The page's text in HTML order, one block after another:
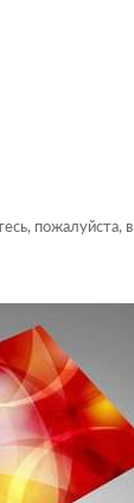
пожалуйста,